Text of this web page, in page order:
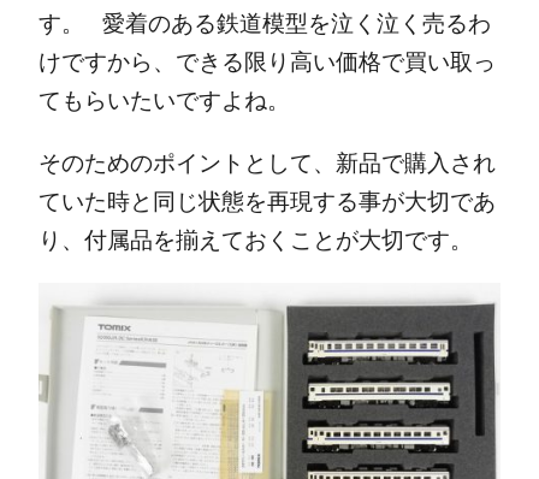
す。
愛着のある鉄道模型を泣く泣く売るわ
けですから、できる限り高い価格で買い取っ
てもらいたいですよね。
そのためのポイントとして、新品で購入され
ていた時と同じ状態を再現する事が大切であ
り、付属品を揃えておくことが大切です。